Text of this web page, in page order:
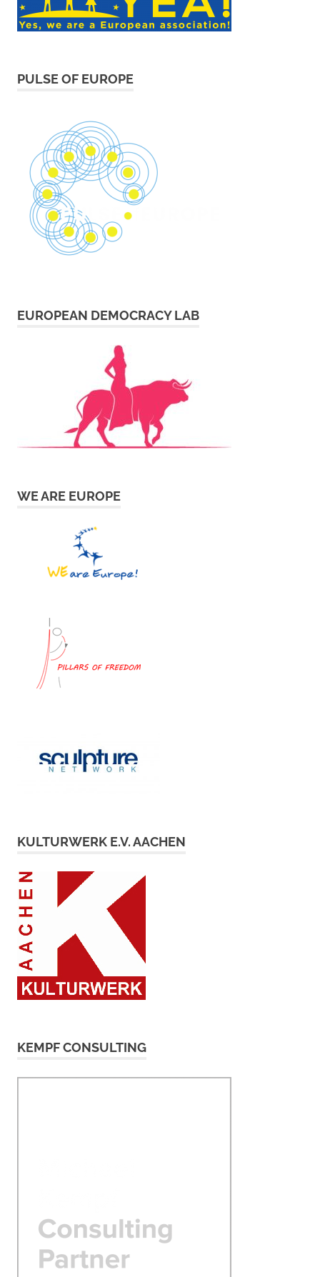
PULSE OF EUROPE
EUROPEAN DEMOCRACY LAB
WE ARE EUROPE
KULTURWERK E.V. AACHEN
KEMPF CONSULTING